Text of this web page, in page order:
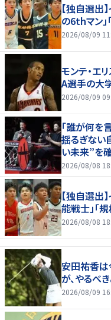
【独自選出
の6thマン」
2026/08/09
モンテ・エ
A選手の大
2026/08/09
「誰が何を
揺るぎな
い未来”を
2026/08/08
【独自選出
能戦士」「
2026/08/08
安田祐香は
が、やるべ
2026/08/09